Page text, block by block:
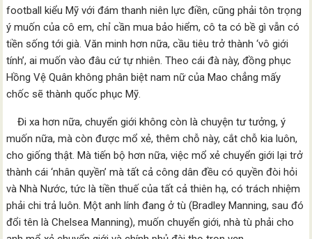
football kiểu Mỹ với đám thanh niên lực điền, cũng phải tôn trọng
ý muốn của cô em, chỉ cần mua bảo hiểm, cô ta có bề gì vẫn có
tiền sống tới già. Văn minh hơn nữa, cầu tiêu trở thành ‘vô giới
tính’, ai muốn vào đâu cứ tự nhiên. Theo cái đà này, đồng phục
Hồng Vệ Quân không phân biệt nam nữ của Mao chẳng mấy
chốc sẽ thành quốc phục Mỹ.
Đi xa hơn nữa, chuyển giới không còn là chuyện tư tưởng, ý
muốn nữa, mà còn được mổ xẻ, thêm chỗ này, cắt chỗ kia luôn,
cho giống thật. Mà tiến bộ hơn nữa, việc mổ xẻ chuyển giới lại trở
thành cái ‘nhân quyền’ mà tất cả công dân đều có quyền đòi hỏi
và Nhà Nước, tức là tiền thuế của tất cả thiên hạ, có trách nhiệm
phải chi trả luôn. Một anh lính đang ở tù (Bradley Manning, sau đó
đổi tên là Chelsea Manning), muốn chuyển giới, nhà tù phải cho